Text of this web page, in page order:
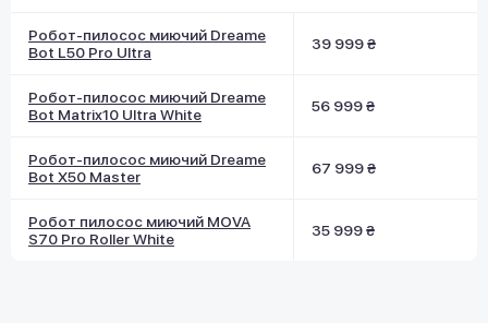
Робот-пилосос миючий Dreame
Bot L50 Pro Ultra
39 999 ₴
Робот-пилосос миючий Dreame
Bot Matrix10 Ultra White
56 999 ₴
Робот-пилосос миючий Dreame
Bot X50 Master
67 999 ₴
Робот пилосос миючий MOVA
S70 Pro Roller White
35 999 ₴